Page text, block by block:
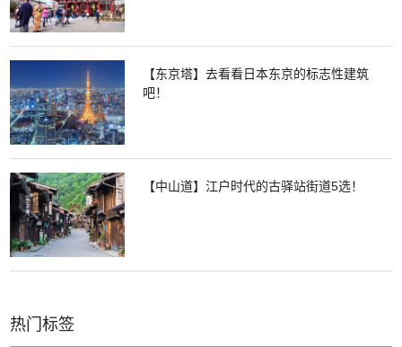
【东京塔】去看看日本东京的标志性建筑
吧！
【中山道】江户时代的古驿站街道5选！
热门标签